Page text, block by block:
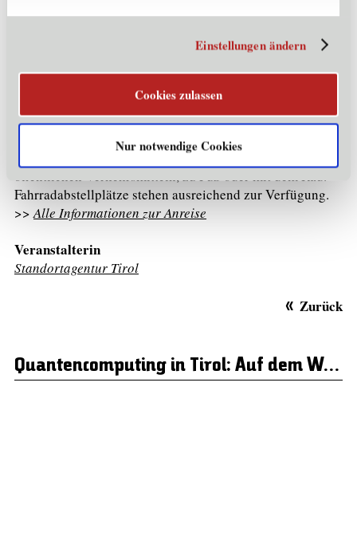
Einstellungen ändern
Cookies zulassen
Nur notwendige Cookies
Barrierefreiheit
Ansprechpartnerin für Barrierefreiheit ist Vera
>> Weitere Informationen zurBarrierefreiheit
Wir bitten um eine umweltfreundliche Anreise: Mit den
öffentlichen Verkehrsmitteln, zu Fuß oder mit dem Rad.
Fahrradabstellplätze stehen ausreichend zur Verfügung.
>>Alle Informationen zur Anreise
Veranstalterin
Standortagentur Tirol
Zurück
Quantencomputing in Tirol: Auf dem Weg zur industriellen Verfügbarkeit